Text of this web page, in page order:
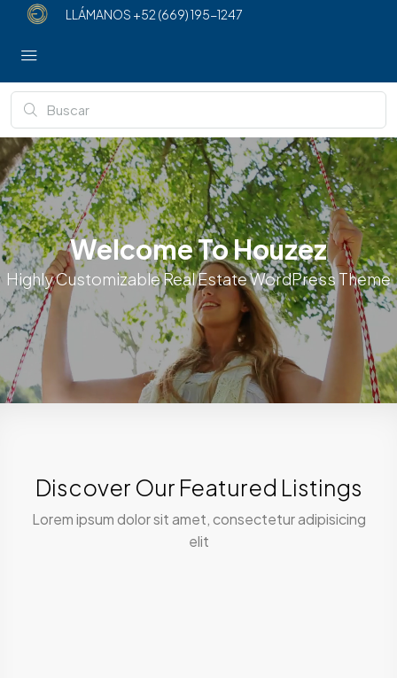
LLÁMANOS +52 (669) 195-1247
Welcome To Houzez
Highly Customizable Real Estate WordPress Theme
Discover Our Featured Listings
Lorem ipsum dolor sit amet, consectetur adipisicing
elit